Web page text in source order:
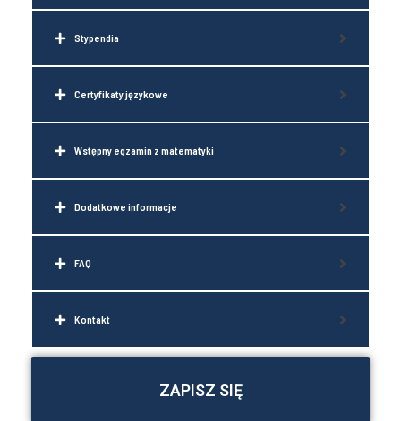
Stypendia
Certyfikaty językowe
Wstępny egzamin z matematyki
Dodatkowe informacje
FAQ
Kontakt
ZAPISZ SIĘ